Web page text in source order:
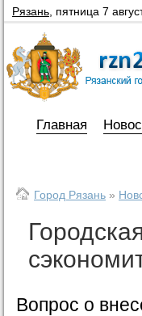
Рязань пятница 7
Главная
Город Рязань »
Вопрос о